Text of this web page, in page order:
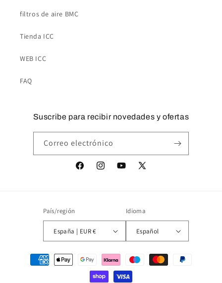
filtros de aire BMC
Tienda ICC
WEB ICC
FAQ
Suscribe para recibir novedades y ofertas
Correo electrónico
FacebookInstagramYouTube
X
País/región
España | EUR €
Idioma
Español
Formas